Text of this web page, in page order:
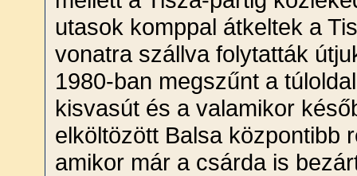
utasok komppal átkeltek a
vonatra szállva folytatták
1980-ban megszűnt a
kisvasút és a valamikor
elköltözött Balsa központibb
amikor már a csárda is